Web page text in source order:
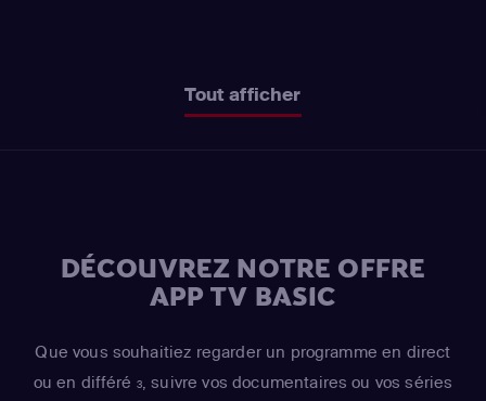
Tout afficher
DÉCOUVREZ NOTRE OFFRE
APP TV BASIC
Que vous souhaitiez regarder un programme en direct
ou en différé 3, suivre vos documentaires ou vos séries